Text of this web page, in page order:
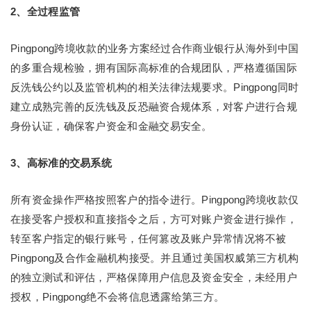
2、全过程监管
Pingpong跨境收款的业务方案经过合作商业银行从海外到中国
的多重合规检验，拥有国际高标准的合规团队，严格遵循国际
反洗钱公约以及监管机构的相关法律法规要求。Pingpong同时
建立成熟完善的反洗钱及反恐融资合规体系，对客户进⾏合规
身份认证，确保客户资金和金融交易安全。
3、高标准的交易系统
所有资金操作严格按照客户的指令进行。Pingpong跨境收款仅
在接受客户授权和直接指令之后，方可对账户资金进行操作，
转至客户指定的银行账号，任何篡改及账户异常情况将不被
Pingpong及合作金融机构接受。并且通过美国权威第三方机构
的独立测试和评估，严格保障用户信息及资金安全，未经用户
授权，Pingpong绝不会将信息透露给第三方。